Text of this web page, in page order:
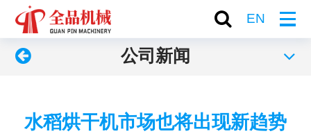
EN
公司新闻
水稻烘干机市场也将出现新趋势